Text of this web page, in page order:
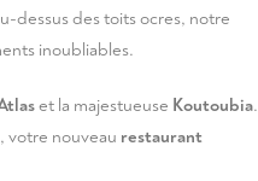
dessus des toits ocres, notre
inoubliables.
et la majestueuse Koutoubia.
votre nouveau restaurant